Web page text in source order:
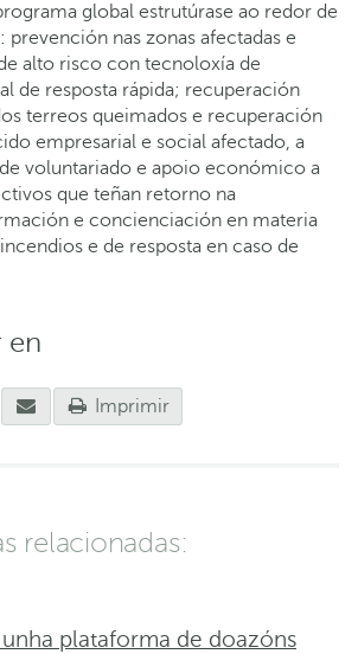
global estrutúrase ao redor de
prevención nas zonas afectadas e
alto risco con tecnoloxía de
de resposta rápida; recuperación
terreos queimados e recuperación
empresarial e social afectado, a
voluntariado e apoio económico a
que teñan retorno na
e concienciación en materia
e de resposta en caso de
en
Imprimir
relacionadas:
plataforma de doazóns